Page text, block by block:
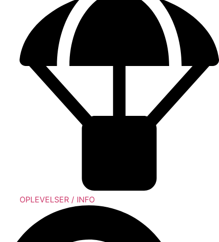
OPLEVELSER / INFO